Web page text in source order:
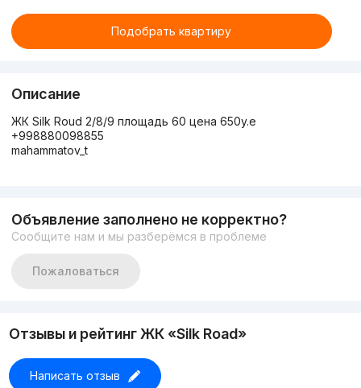
Подобрать квартиру
Описание
ЖК Silk Roud 2/8/9 площадь 60 цена 650y.e
+998880098855
mahammatov_t
Объявление заполнено не корректно?
Сообщите нам и мы разберёмся в проблеме
Пожаловаться
Отзывы и рейтинг ЖК «Silk Road»
Написать отзыв